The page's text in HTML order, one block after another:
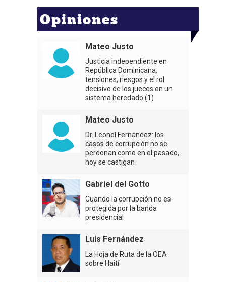
Opiniones
Mateo Justo
Justicia independiente en
República Dominicana:
tensiones, riesgos y el rol
decisivo de los jueces en un
sistema heredado (1)
Mateo Justo
Dr. Leonel Fernández: los
casos de corrupción no se
perdonan como en el pasado,
hoy se castigan
Gabriel del Gotto
Cuando la corrupción no es
protegida por la banda
presidencial
Luis Fernández
La Hoja de Ruta de la OEA
sobre Haití